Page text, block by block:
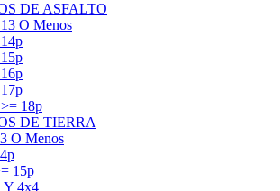
DE ASFALTO
O Menos
18p
DE TIERRA
O Menos
15p
Y 4x4